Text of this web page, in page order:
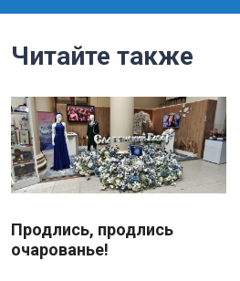
Читайте также
Продлись, продлись
очарованье!